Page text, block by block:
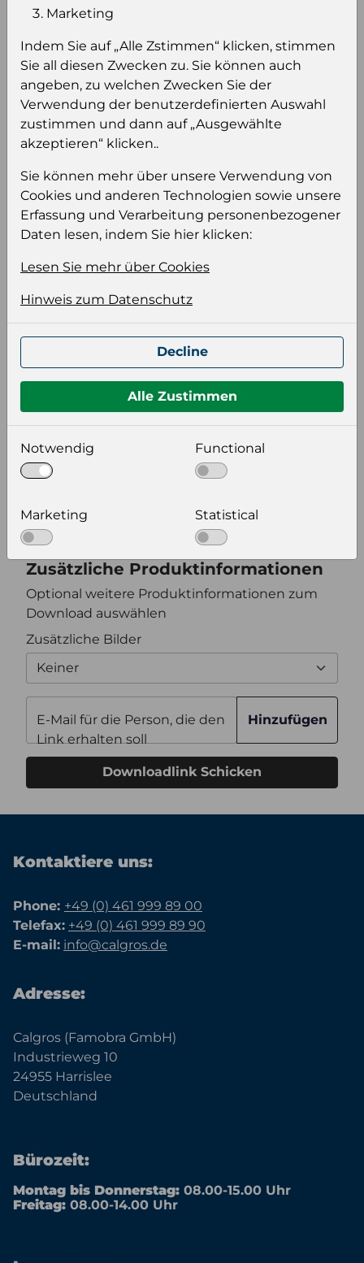
Einloggen um den Preis zu
sehen
Sie müssen eingeloggt sein, um Preise zu
sehen und/oder dieses Produkt zu kaufen.
Einloggen Anmeldung für B2B Konto
Produktinformation
Wählen Sie eine Sprache und ein Format für
Sprache
Keiner
Bildeinstellungen
wählen Sie eine Auflösung für Ihr Bild aus
Zusätzliche Produktinformationen
Optional weitere Produktinformationen zum
Download auswählen
Zusätzliche Bilder
Keiner
E-Mail für die Person, die den
Link erhalten soll
Hinzufügen
Downloadlink Schicken
Kontaktiere uns:
Phone: +49 (0) 461 999 89 00
Telefax: +49 (0) 461 999 89 90
E-mail: info@calgros.de
Adresse:
Calgros (Famobra GmbH)
Industrieweg 10
24955 Harrislee
Deutschland
Bürozeit:
Montag bis Donnerstag: 08.00-15.00 Uhr
Freitag: 08.00-14.00 Uhr
Marketing
Indem Sie auf „Alle Zstimmen“ klicken, stimmen
Sie all diesen Zwecken zu. Sie können auch
angeben, zu welchen Zwecken Sie der
Verwendung der benutzerdefinierten Auswahl
zustimmen und dann auf „Ausgewählte
akzeptieren“ klicken..
Sie können mehr über unsere Verwendung von
Cookies und anderen Technologien sowie unsere
Erfassung und Verarbeitung personenbezogener
Daten lesen, indem Sie hier klicken:
Lesen Sie mehr über Cookies
Hinweis zum Datenschutz
Decline
Alle Zustimmen
Notwendig Functional
Marketing Statistical